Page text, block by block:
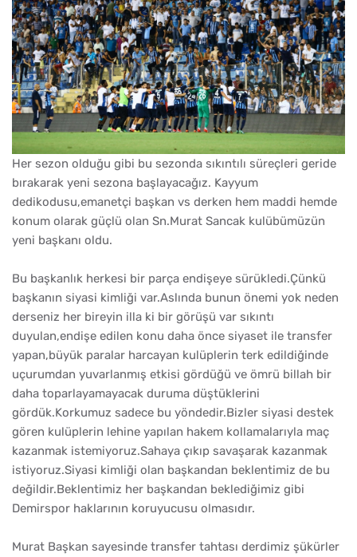
Her sezon olduğu gibi bu sezonda sıkıntılı süreçleri geride
bırakarak yeni sezona başlayacağız. Kayyum
dedikodusu,emanetçi başkan vs derken hem maddi hemde
konum olarak güçlü olan Sn.Murat Sancak kulübümüzün
yeni başkanı oldu.
Bu başkanlık herkesi bir parça endişeye sürükledi.Çünkü
başkanın siyasi kimliği var.Aslında bunun önemi yok neden
derseniz her bireyin illa ki bir görüşü var sıkıntı
duyulan,endişe edilen konu daha önce siyaset ile transfer
yapan,büyük paralar harcayan kulüplerin terk edildiğinde
uçurumdan yuvarlanmış etkisi gördüğü ve ömrü billah bir
daha toparlayamayacak duruma düştüklerini
gördük.Korkumuz sadece bu yöndedir.Bizler siyasi destek
gören kulüplerin lehine yapılan hakem kollamalarıyla maç
kazanmak istemiyoruz.Sahaya çıkıp savaşarak kazanmak
istiyoruz.Siyasi kimliği olan başkandan beklentimiz de bu
değildir.Beklentimiz her başkandan beklediğimiz gibi
Demirspor haklarının koruyucusu olmasıdır.
Murat Başkan sayesinde transfer tahtası derdimiz şükürler